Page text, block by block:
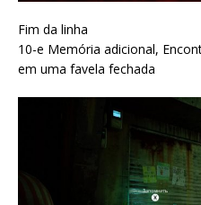
Fim da linha
10-e Memória adicional,
em uma favela fechada